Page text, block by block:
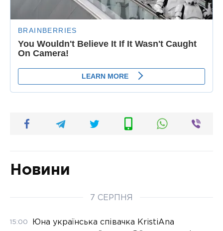
Новини
7 СЕРПНЯ
15:00
Юна українська співачка KristiAna